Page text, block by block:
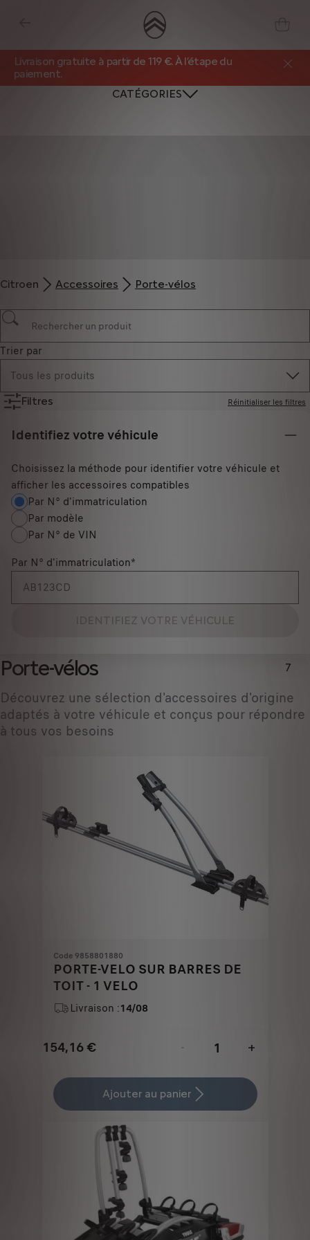
Livraison gratuite à partir de 119 €. À l’étape du
paiement.
CATÉGORIES
Citroen Accessoires Porte-vélos
Trier par
Tous les produits
Filtres Réinitialiser les filtres
Identifiez votre véhicule
Choisissez la méthode pour identifier votre véhicule et
afficher les accessoires compatibles
Par N° d'immatriculation
Par modèle
Par N° de VIN
Par N° d'immatriculation*
IDENTIFIEZ VOTRE VÉHICULE
Porte-vélos 7
Découvrez une sélection d'accessoires d'origine
adaptés à votre véhicule et conçus pour répondre
à tous vos besoins
Code 9858801880
PORTE-VELO SUR BARRES DE
TOIT - 1 VELO
Livraison :14/08
154,16 €
Price
154,16
-
+
Quantity
updated
Ajouter au panier